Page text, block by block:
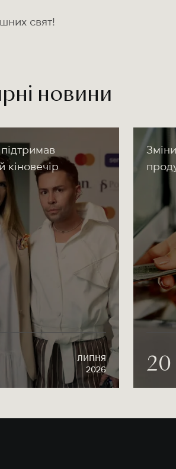
свят!
новини
кіновечір
ЛИПНЯ
2026
20